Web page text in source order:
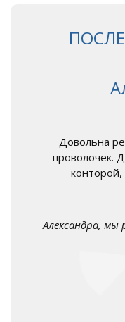
Довольна
проволочек.
Александра, мы